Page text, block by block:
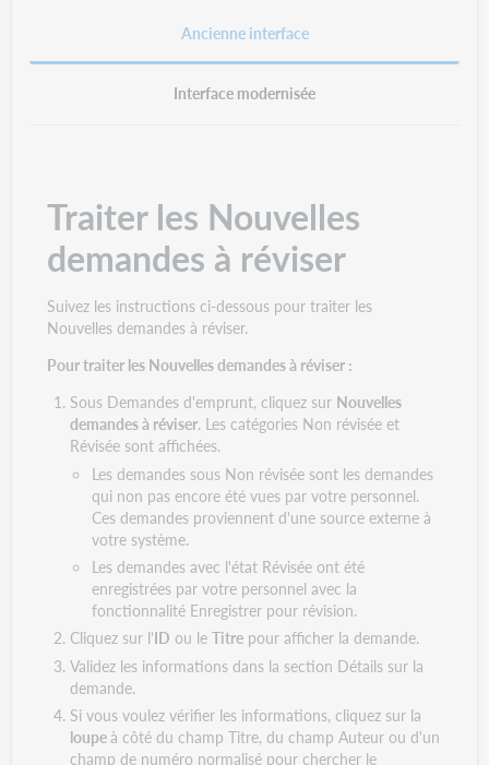
Ancienne interface
Interface modernisée
Traiter les Nouvelles
demandes à réviser
Suivez les instructions ci-dessous pour traiter les
Nouvelles demandes à réviser.
Pour traiter les Nouvelles demandes à réviser :
Sous Demandes d'emprunt, cliquez sur Nouvelles
demandes à réviser. Les catégories Non révisée et
Révisée sont affichées.
Les demandes sous Non révisée sont les demandes
qui non pas encore été vues par votre personnel.
Ces demandes proviennent d'une source externe à
votre système.
Les demandes avec l'état Révisée ont été
enregistrées par votre personnel avec la
fonctionnalité Enregistrer pour révision.
Cliquez sur l'ID ou le Titrepour afficher la demande.
Validez les informations dans la section Détails sur la
demande.
Si vous voulez vérifier les informations, cliquez sur la
loupeà côté du champ Titre, du champ Auteur ou d'un
champ de numéro normalisé pour chercher le